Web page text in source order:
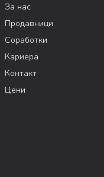
За нас
Продавници
Соработки
Кариера
Контакт
Цени